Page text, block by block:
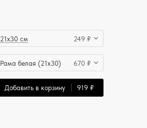
21x30 см 249 ₽
Рама белая (21x30) 670 ₽
Добавить в корзину 919 ₽